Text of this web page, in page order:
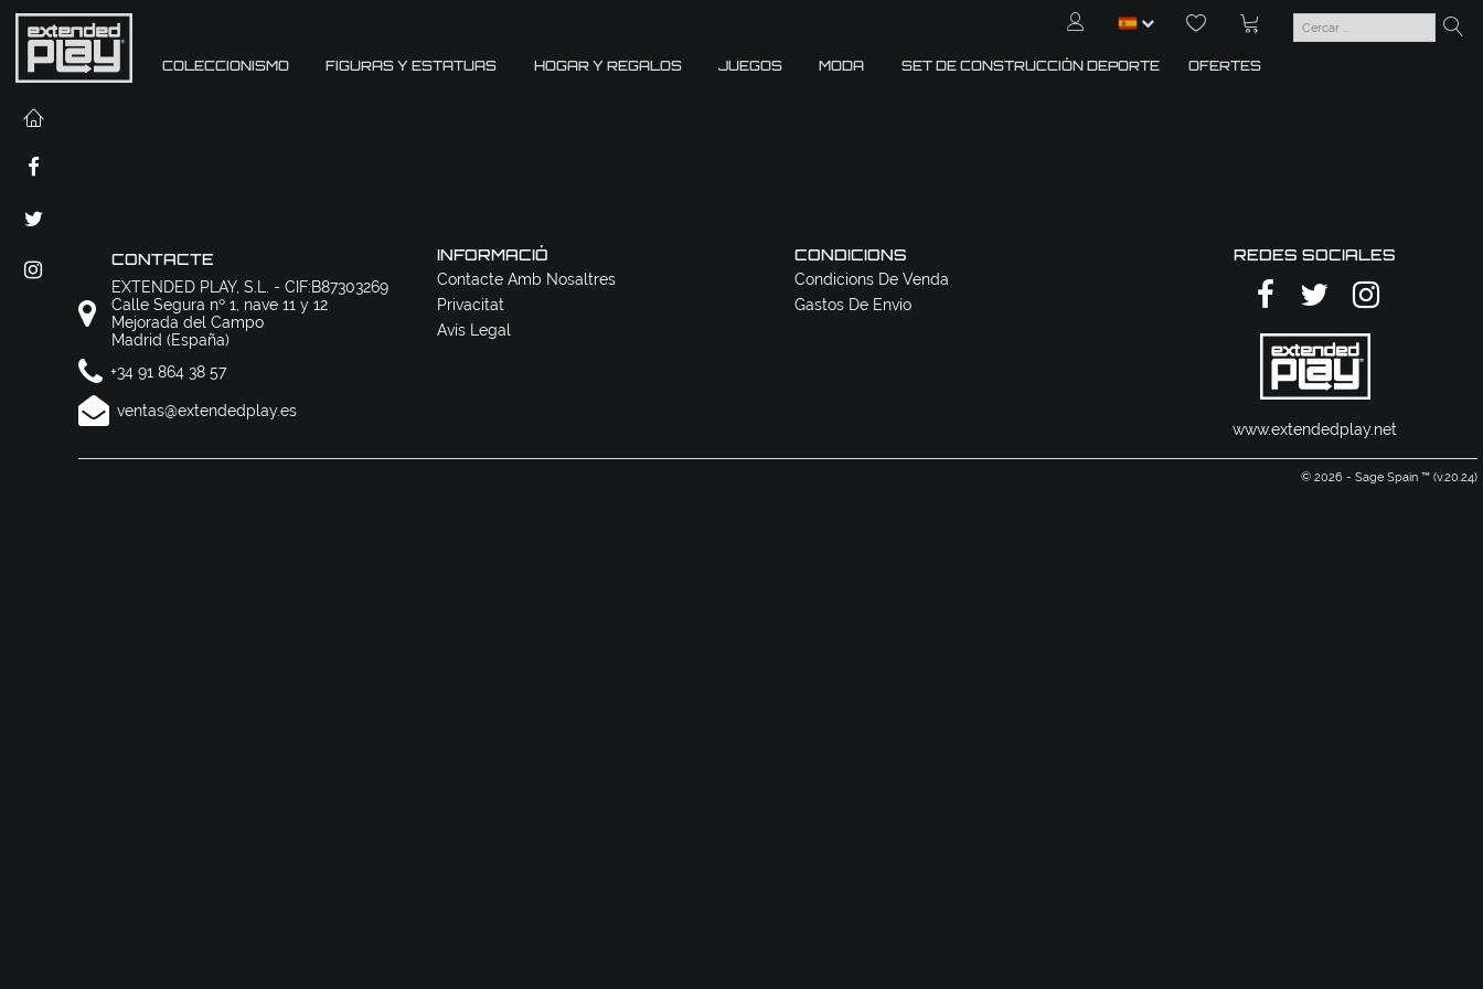
COLECCIONISMO FIGURAS Y ESTATUAS HOGAR Y REGALOS JUEGOS MODA SET DE CONSTRUCCIÓN DEPORTE OFERTES
CONTACTE
EXTENDED PLAY, S.L. - CIF:B87303269
Calle Segura nº 1, nave 11 y 12
Mejorada del Campo
Madrid (España)
+34 91 864 38 57
ventas@extendedplay.es
INFORMACIÓ
Contacte Amb Nosaltres
Privacitat
Avís Legal
CONDICIONS
Condicions De Venda
Gastos De Envío
REDES SOCIALES
www.extendedplay.net
© 2026 - Sage Spain ™ (v.20.24)